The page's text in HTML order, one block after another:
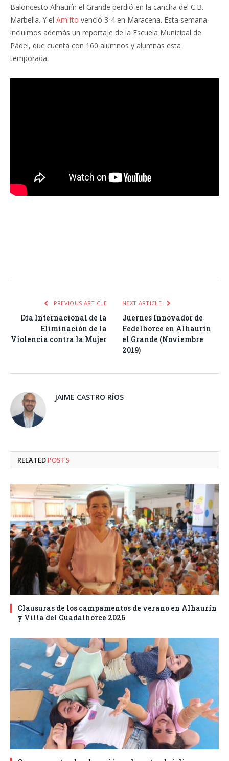
Baloncesto Alhaurín el Grande perdió en la cancha del C.B.
Marbella. Y el Amifto venció 3-4 en Maracena. Esta semana
incluimos además un reportaje de la Escuela Municipal de
Pádel, que cuenta con 160 alumnos y alumnas esta
temporada.
PREVIOUS ARTICLE
Día Internacional de la
Eliminación de la
Violencia contra la Mujer
NEXT ARTICLE
Juernes Innovador de
Fedelhorce en Alhaurín
el Grande (Noviembre
2019)
JAIME CASTRO RÍOS
RELATED POSTS
Clausuras de los campamentos de verano en Alhaurín
y Villa del Guadalhorce 2026